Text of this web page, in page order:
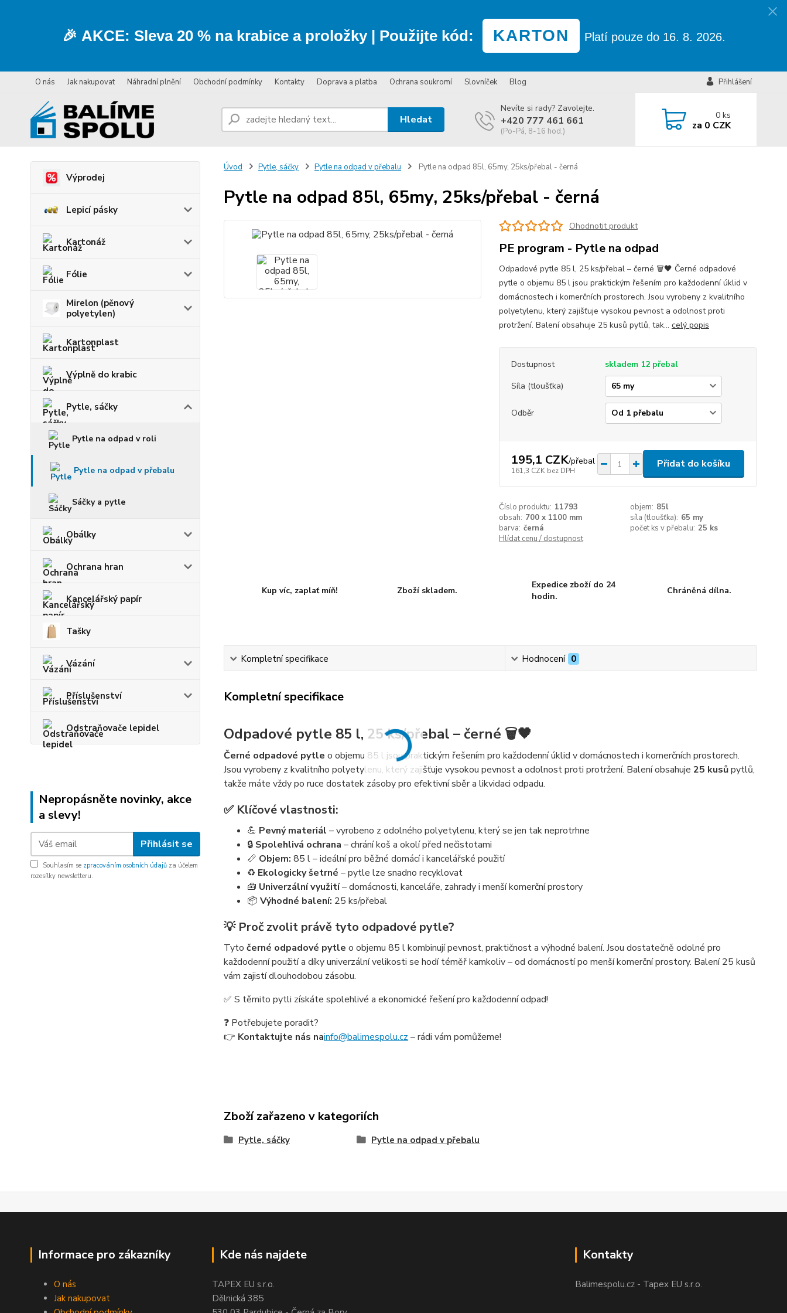
🎉 AKCE: Sleva 20 % na krabice a proložky| Použijte kód: KARTON Platí pouze do 16. 8. 2026.
O nás Jak nakupovat Náhradní plnění Obchodní podmínky Kontakty Doprava a platba Ochrana soukromí Slovníček Blog Přihlášení
Hledat
Nevíte si rady? Zavolejte.
+420 777 461 661
(Po-Pá, 8-16 hod.)
0 ks
za 0 CZK
Výprodej
Lepicí pásky
Kartonáž
Fólie
Mirelon (pěnový
polyetylen)
Kartonplast
Výplně do krabic
Pytle, sáčky
Pytle na odpad v roli
Pytle na odpad v přebalu
Sáčky a pytle
Obálky
Ochrana hran
Kancelářský papír
Tašky
Vázání
Příslušenství
Odstraňovače lepidel
Nepropásněte novinky, akce
a slevy!
Přihlásit se
Souhlasím se zpracováním osobních údajů za účelem
rozesílky newsletteru.
Úvod Pytle, sáčky Pytle na odpad v přebalu Pytle na odpad 85l, 65my, 25ks/přebal - černá
Pytle na odpad 85l, 65my, 25ks/přebal - černá
Ohodnotit produkt
PE program - Pytle na odpad
Odpadové pytle 85 l, 25 ks/přebal – černé 🗑️🖤 Černé odpadové
pytle o objemu 85 l jsou praktickým řešením pro každodenní úklid v
domácnostech i komerčních prostorech. Jsou vyrobeny z kvalitního
polyetylenu, který zajišťuje vysokou pevnost a odolnost proti
protržení. Balení obsahuje 25 kusů pytlů, tak... celý popis
Dostupnost
skladem 12 přebal
Síla (tloušťka)
Odběr
195,1 CZK/přebal
161,3 CZK bez DPH
Přidat do košíku
Číslo produktu: 11793 objem: 85l
obsah: 700 x 1100 mm síla (tloušťka): 65 my
barva: černá počet ks v přebalu: 25 ks
Hlídat cenu / dostupnost
Kup víc, zaplať míň! Zboží skladem.
Expedice zboží do 24
hodin.
Chráněná dílna.
Kompletní specifikace Hodnocení 0
Kompletní specifikace
Odpadové pytle 85 l, 25 ks/přebal – černé 🗑️🖤
Černé odpadové pytle o objemu 85 l jsou praktickým řešením pro každodenní úklid v domácnostech i komerčních prostorech.
Jsou vyrobeny z kvalitního polyetylenu, který zajišťuje vysokou pevnost a odolnost proti protržení. Balení obsahuje 25 kusůpytlů,
takže máte vždy po ruce dostatek zásoby pro efektivní sběr a likvidaci odpadu.
✅ Klíčové vlastnosti:
💪 Pevný materiál – vyrobeno z odolného polyetylenu, který se jen tak neprotrhne
🔒 Spolehlivá ochrana – chrání koš a okolí před nečistotami
📏 Objem: 85 l – ideální pro běžné domácí i kancelářské použití
♻️ Ekologicky šetrné – pytle lze snadno recyklovat
🧰 Univerzální využití– domácnosti, kanceláře, zahrady i menší komerční prostory
📦 Výhodné balení: 25 ks/přebal
💡 Proč zvolit právě tyto odpadové pytle?
Tyto černé odpadové pytle o objemu 85 l kombinují pevnost, praktičnost a výhodné balení. Jsou dostatečně odolné pro
každodenní použití a díky univerzální velikosti se hodí téměř kamkoliv – od domácností po menší komerční prostory. Balení 25 kusů
vám zajistí dlouhodobou zásobu.
✅ S těmito pytli získáte spolehlivé a ekonomické řešení pro každodenní odpad!
❓ Potřebujete poradit?
👉 Kontaktujte nás nainfo@balimespolu.cz – rádi vám pomůžeme!
Zboží zařazeno v kategoriích
Pytle, sáčky Pytle na odpad v přebalu
Informace pro zákazníky
O nás
Jak nakupovat
Kde nás najdete
TAPEX EU s.r.o.
Dělnická 385
Kontakty
Balimespolu.cz - Tapex EU s.r.o.